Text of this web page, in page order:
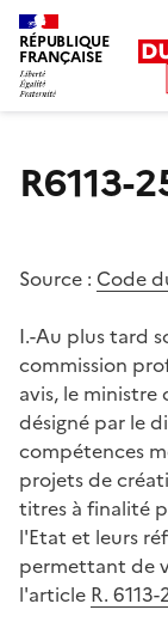
RÉPUBLIQUE
FRANÇAISE
R6113-
Source : Code
I.-Au plus tard
commission
avis, le
désigné par le
compétences
projets de
titres à finalité
l'Etat et leurs
permettant de
l'article R. 6113-